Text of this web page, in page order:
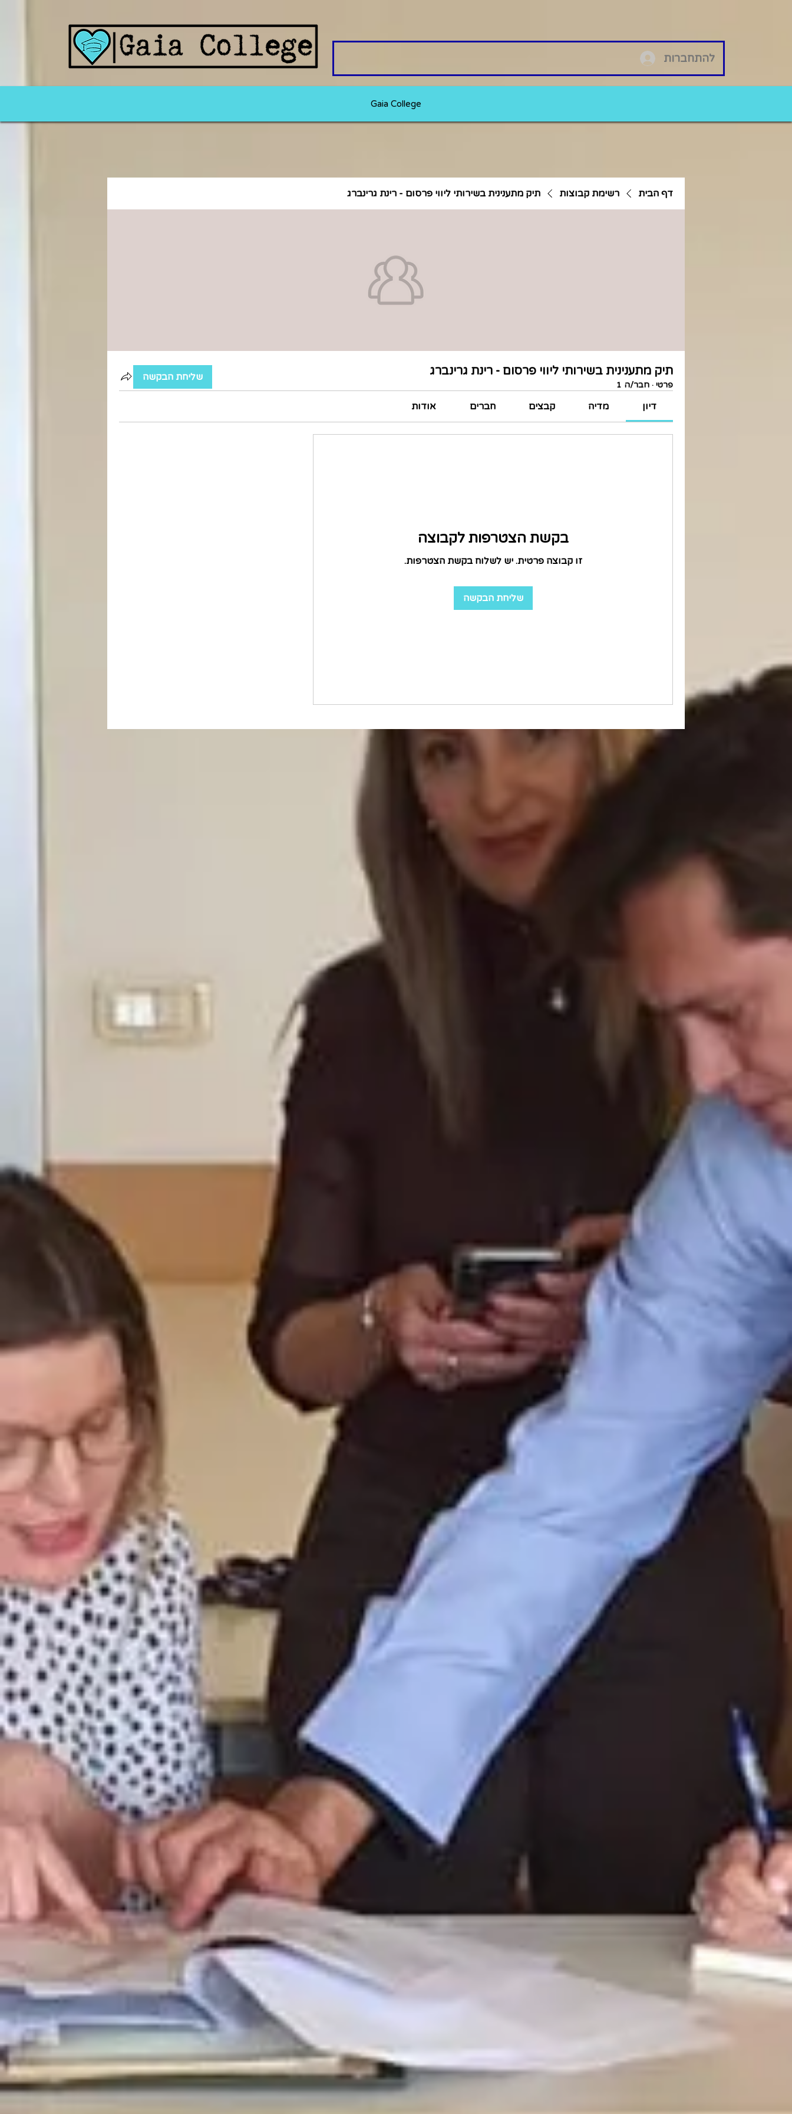
להתחברות
Gaia College
דף הבית רשימת קבוצות תיק מתענינית בשירותי ליווי פרסום - רינת גרינברג
תיק מתענינית בשירותי ליווי פרסום - רינת גרינברג
פרטי · חבר/ה 1
שליחת הבקשה
דיון מדיה קבצים חברים אודות
בקשת הצטרפות לקבוצה
זו קבוצה פרטית. יש לשלוח בקשת הצטרפות.
שליחת הבקשה